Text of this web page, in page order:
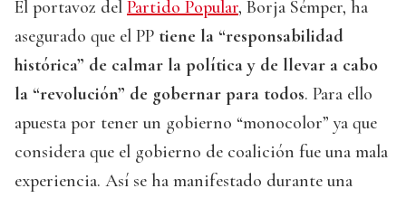
El portavoz del Partido Popular, Borja Sémper, ha
asegurado que el PP tiene la “responsabilidad
histórica” de calmar la política y de llevar a cabo
la “revolución” de gobernar para todos. Para ello
apuesta por tener un gobierno “monocolor” ya que
considera que el gobierno de coalición fue una mala
experiencia. Así se ha manifestado durante una